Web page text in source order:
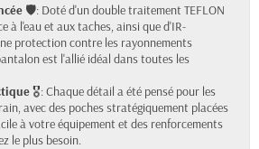
🛡️: Doté d'un double traitement TEFLON
à l'eau et aux taches, ainsi que d'IR-
protection contre les rayonnements
est l'allié idéal dans toutes les
🎖️: Chaque détail a été pensé pour les
avec des poches stratégiquement placées
à votre équipement et des renforcements
le plus besoin.